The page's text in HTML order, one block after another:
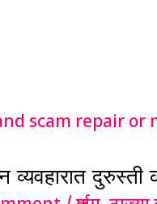
व्यवहारात